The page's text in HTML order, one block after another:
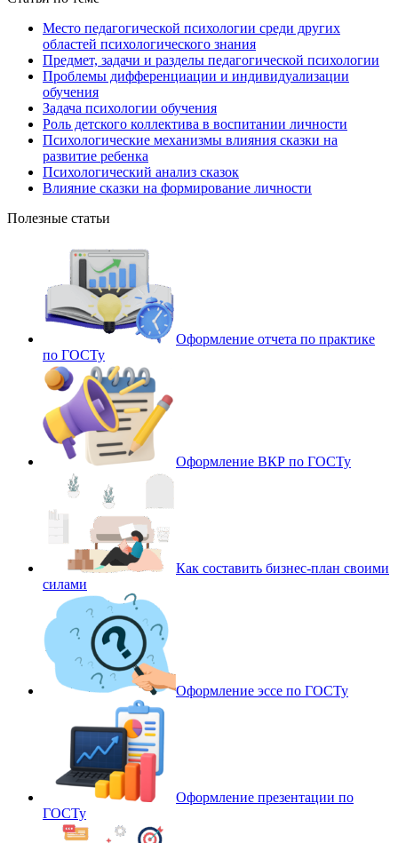
Место педагогической психологии среди других
областей психологического знания
Предмет, задачи и разделы педагогической психологии
Проблемы дифференциации и индивидуализации
обучения
Задача психологии обучения
Роль детского коллектива в воспитании личности
Психологические механизмы влияния сказки на
развитие ребенка
Психологический анализ сказок
Влияние сказки на формирование личности
Полезные статьи
Оформление отчета по практике
по ГОСТу
Оформление ВКР по ГОСТу
Как составить бизнес-план своими
силами
Оформление эссе по ГОСТу
Оформление презентации по
ГОСТу